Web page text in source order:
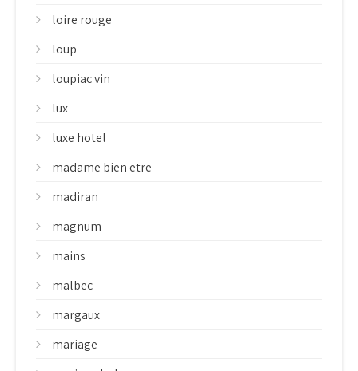
loire rouge
loup
loupiac vin
lux
luxe hotel
madame bien etre
madiran
magnum
mains
malbec
margaux
mariage